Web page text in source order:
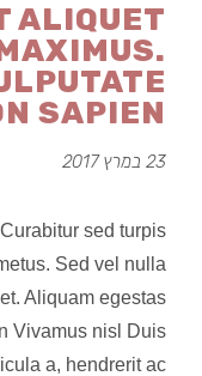
ALIQUET
SAPIEN
23 במרץ 2017
sed turpis
Sed vel nulla
Aliquam egestas
Vivamus nisl Duis
a, hendrerit ac